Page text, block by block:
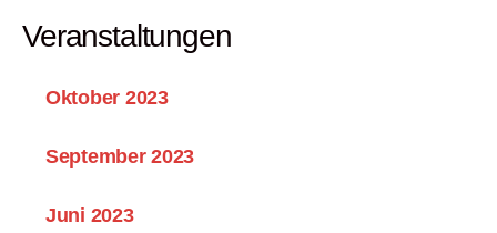
Veranstaltungen
Oktober 2023
September 2023
Juni 2023